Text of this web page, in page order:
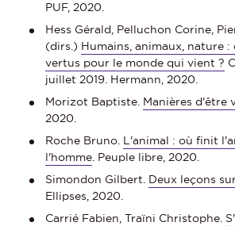
PUF, 2020.
Hess Gérald, Pelluchon Corine,
(dirs.) Humains, animaux, nature
vertus pour le monde qui vient ?
juillet 2019. Hermann, 2020.
Morizot Baptiste. Manières d'être
2020.
Roche Bruno. L'animal : où finit
l'homme. Peuple libre, 2020.
Simondon Gilbert. Deux leçons
Ellipses, 2020.
Carrié Fabien, Traïni Christophe.